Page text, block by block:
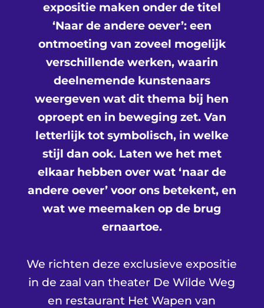
expositie maken onder de titel
‘Naar de andere oever’: een
ontmoeting van zoveel mogelijk
verschillende werken, waarin
deelnemende kunstenaars
weergeven wat dit thema bij hen
oproept en in beweging zet. Van
letterlijk tot symbolisch, in welke
stijl dan ook. Laten we het met
elkaar hebben over wat ‘naar de
andere oever’ voor ons betekent, en
wat we meemaken op de brug
ernaartoe.
We richten deze exclusieve expositie
in de zaal van theater De Wilde Weg
en restaurant Het Wapen van